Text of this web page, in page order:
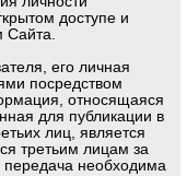
доступе и
Сайта.
его личная
посредством
относящаяся
для публикации в
лиц, является
третьим лицам за
передача необходима